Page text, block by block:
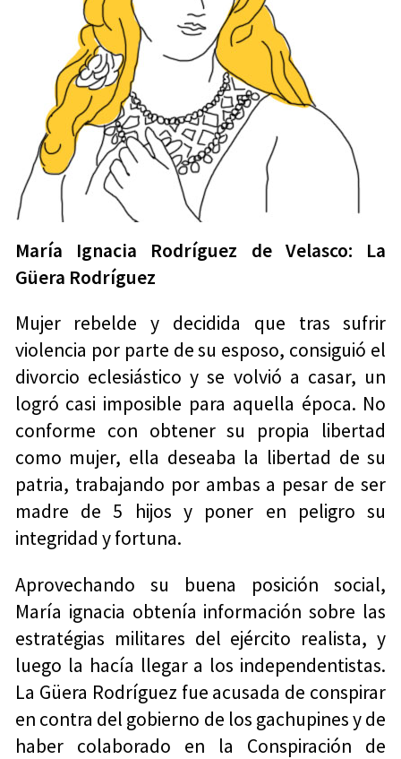
María Ignacia Rodríguez de Velasco: La
Güera Rodríguez
Mujer rebelde y decidida que tras sufrir
violencia por parte de su esposo, consiguió el
divorcio eclesiástico y se volvió a casar, un
logró casi imposible para aquella época. No
conforme con obtener su propia libertad
como mujer, ella deseaba la libertad de su
patria, trabajando por ambas a pesar de ser
madre de 5 hijos y poner en peligro su
integridad y fortuna.
Aprovechando su buena posición social,
María ignacia obtenía información sobre las
estratégias militares del ejército realista, y
luego la hacía llegar a los independentistas.
La Güera Rodríguez fue acusada de conspirar
en contra del gobierno de los gachupines y de
haber colaborado en la Conspiración de